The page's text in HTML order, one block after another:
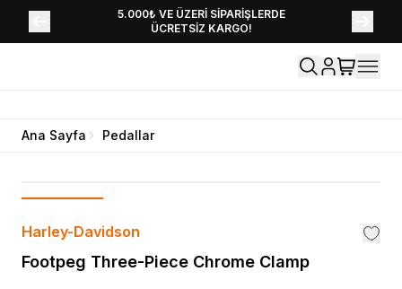
5.000₺ VE ÜZERİ SİPARİŞLERDE
ÜCRETSİZ KARGO!
YENİ SEZON KOLEKSİYONU EKLENDİ,
HEMEN KEŞFET!
Ana Sayfa Pedallar
Harley-Davidson
Footpeg Three-Piece Chrome Clamp